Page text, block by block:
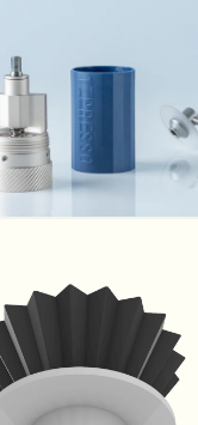
Compra ahora
1 Agrega tu producto al
Meses sin Tarjeta.
2
Crédito
¿Tienes dudas?